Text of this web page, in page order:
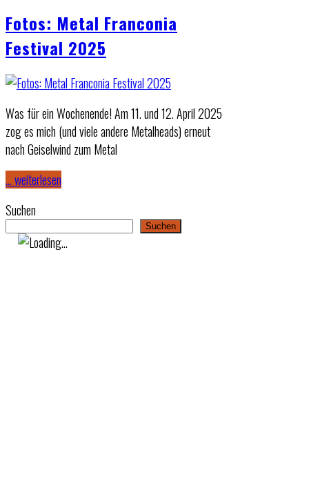
Fotos: Metal Franconia
Festival 2025
Was für ein Wochenende! Am 11. und 12. April 2025
zog es mich (und viele andere Metalheads) erneut
nach Geiselwind zum Metal
… weiterlesen
Suchen
Suchen